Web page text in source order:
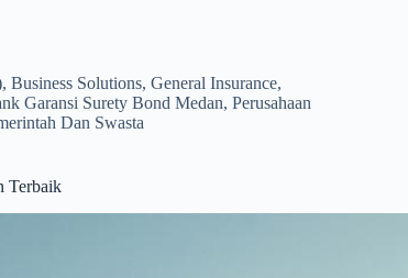
, Business Solutions, General Insurance,
Garansi Surety Bond Medan, Perusahaan
Dan Swasta
Terbaik